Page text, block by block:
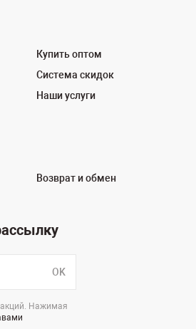
Купить оптом
Система скидок
Наши услуги
Возврат и обмен
OK
акций. Нажимая